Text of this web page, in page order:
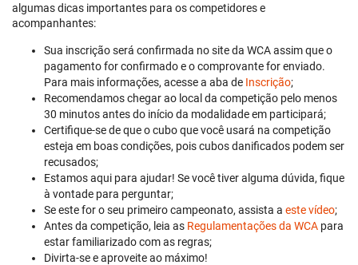
algumas dicas importantes para os competidores e
acompanhantes:
Sua inscrição será confirmada no site da WCA assim que o
pagamento for confirmado e o comprovante for enviado.
Para mais informações, acesse a aba de Inscrição;
Recomendamos chegar ao local da competição pelo menos
30 minutos antes do início da modalidade em participará;
Certifique-se de que o cubo que você usará na competição
esteja em boas condições, pois cubos danificados podem ser
recusados;
Estamos aqui para ajudar! Se você tiver alguma dúvida, fique
à vontade para perguntar;
Se este for o seu primeiro campeonato, assista a este vídeo;
Antes da competição, leia as Regulamentações da WCA para
estar familiarizado com as regras;
Divirta-se e aproveite ao máximo!